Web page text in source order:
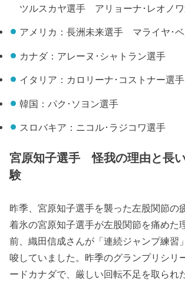
ツルスカヤ選手 アリョーナ･レオノ
アメリカ：長洲未来選手 マライヤ･
カナダ：アレーヌ･シャトラン選手
イタリア：カロリーナ･コストナー選手
韓国：パク･ソヨン選手
スロバキア：ニコル･ラジコワ選手
宮原知子選手 怪我の理由と長
験
昨季、宮原知子選手を襲った左股関節の
着氷の宮原知子選手が左股関節を痛めた
前、織田信成さんが「連続ジャンプ練習
唆していました。昨季のグランプリシリ
ードカナダで、厳しい回転不足を取られ